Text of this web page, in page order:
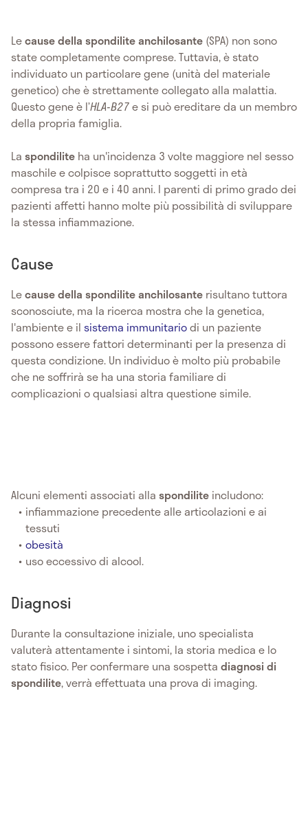
Lecause della spondilite anchilosante (SPA) non sono
state completamente comprese. Tuttavia, è stato
individuato un particolare gene (unità del materiale
genetico) che è strettamente collegato alla malattia.
Questo gene è l’HLA-B27e si può ereditare da un membro
della propria famiglia.
La spondilite ha un'incidenza 3 volte maggiore nel sesso
maschile e colpisce soprattutto soggetti in età
compresa tra i 20 e i 40 anni. I parenti di primo grado dei
pazienti affetti hanno molte più possibilità di sviluppare
la stessa infiammazione.
Cause
Lecause della spondilite anchilosante risultano tuttora
sconosciute, ma la ricerca mostra che la genetica,
l'ambiente e il sistema immunitariodi un paziente
possono essere fattori determinanti per la presenza di
questa condizione. Un individuo è molto più probabile
che ne soffrirà se ha una storia familiare di
complicazioni o qualsiasi altra questione simile.
Alcuni elementi associati alla spondilite includono:
infiammazione precedente alle articolazioni e ai
tessuti
obesità
uso eccessivo di alcool.
Diagnosi
Durante la consultazione iniziale, uno specialista
valuterà attentamente i sintomi, la storia medica e lo
stato fisico. Per confermare una sospetta diagnosidi
spondilite, verrà effettuata una prova di imaging.